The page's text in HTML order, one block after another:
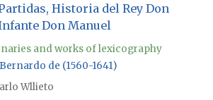
Historia del Rey Don
Don Manuel
and works of lexicography
de (1560-1641)
Wllieto